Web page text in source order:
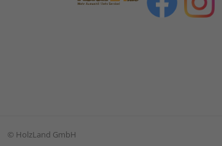
© HolzLand GmbH